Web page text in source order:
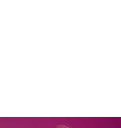
protagonista de 'Baila conmigo'.